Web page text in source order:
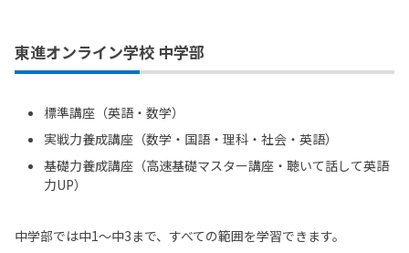
東進オンライン学校 中学部
標準講座（英語・数学）
実戦力養成講座（数学・国語・理科・社会・英語）
基礎力養成講座（高速基礎マスター講座・聴いて話して英語
力UP）
中学部では中1〜中3まで、すべての範囲を学習できます。